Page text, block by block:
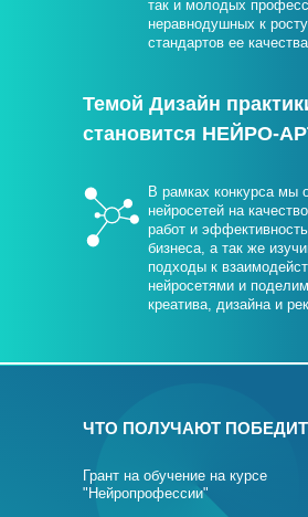
В рамках конкурса мы
нейросетей на
работ и
бизнеса, а так же
подходы к
нейросетями и
креатива, дизайна и
так и молодых
неравнодушных к
стандартов ее
Темой Дизайн
становится НЕЙРО-
Грант на обучение на курсе
"Нейропрофессии"
ЧТО ПОЛУЧАЮТ